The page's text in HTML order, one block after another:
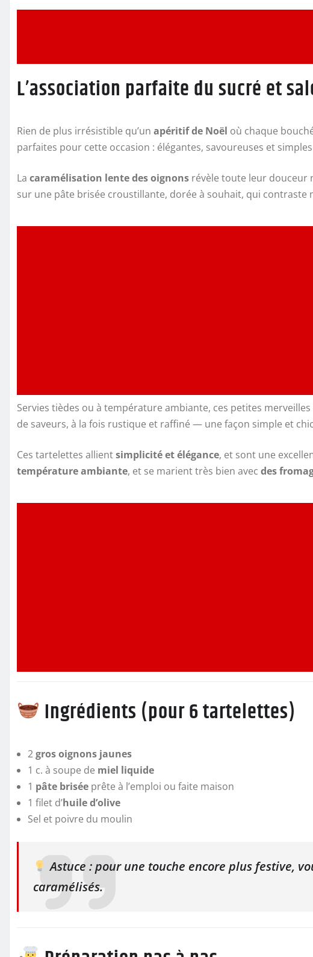
L’association parfaite du sucré et
Rien de plus irrésistible qu’un apéritif de Noël où chaque
parfaites pour cette occasion : élégantes, savoureuses et
La caramélisation lente des oignons révèle toute leur douceur
sur une pâte brisée croustillante, dorée à souhait, qui
Servies tièdes ou à température ambiante, ces petites
de saveurs, à la fois rustique et raffiné — une façon simple et
Ces tartelettes allientsimplicité et élégance, et sont une
température ambiante, et se marient très bien avec des
Ingrédients (pour 6 tartelettes)
2gros oignons jaunes
1 c. à soupe de miel liquide
1 pâte brisée prête à l’emploi ou faite maison
1 filet d’huile d’olive
Sel et poivre du moulin
Astuce : pour une touche encore plus festive,
caramélisés.